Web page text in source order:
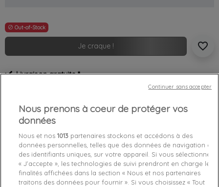
 Out-of-Stock
Je craque ! favorite_border
Livraison gratuite *
Caractéristiques produit
Détails du produit Fabriquant
Référence J30J316683-BEH M
Nous prenons à coeur de protéger vos
données
Nous et nos1013 partenaires stockons et accédons à des
données personnelles, telles que des données de navigation ou
des identifiants uniques, sur votre appareil. Si vous sélectionnez
« J’accepte », les technologies de suivi prendront en charge les
finalités affichées dans la section « Nous et nos partenaires
traitons des données pour fournir ». Si vous choisissez « Tout
Continuer sans accepter